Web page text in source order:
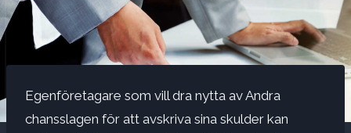
Egenföretagare som vill dra nytta av Andra
chansslagen för att avskriva sina skulder kan